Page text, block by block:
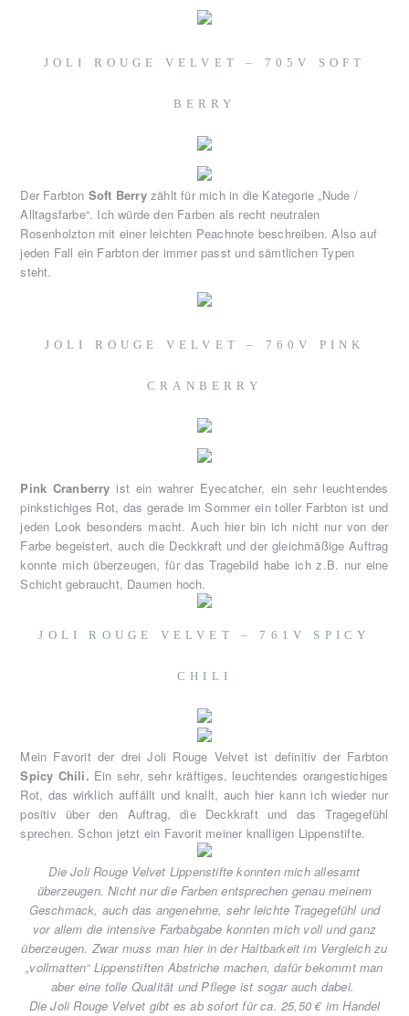
JOLI ROUGE VELVET – 705V SOFT
BERRY
Der Farbton Soft Berry zählt für mich in die Kategorie „Nude /
Alltagsfarbe“. Ich würde den Farben als recht neutralen
Rosenholzton mit einer leichten Peachnote beschreiben. Also auf
jeden Fall ein Farbton der immer passt und sämtlichen Typen
steht.
JOLI ROUGE VELVET – 760V PINK
CRANBERRY
Pink Cranberryist ein wahrer Eyecatcher, ein sehr leuchtendes
pinkstichiges Rot, das gerade im Sommer ein toller Farbton ist und
jeden Look besonders macht. Auch hier bin ich nicht nur von der
Farbe begeistert, auch die Deckkraft und der gleichmäßige Auftrag
konnte mich überzeugen, für das Tragebild habe ich z.B. nur eine
Schicht gebraucht, Daumen hoch.
JOLI ROUGE VELVET – 761V SPICY
CHILI
Mein Favorit der drei Joli Rouge Velvet ist definitiv der Farbton
Spicy Chili. Ein sehr, sehr kräftiges, leuchtendes orangestichiges
Rot, das wirklich auffällt und knallt, auch hier kann ich wieder nur
positiv über den Auftrag, die Deckkraft und das Tragegefühl
sprechen. Schon jetzt ein Favorit meiner knalligen Lippenstifte.
Die Joli Rouge Velvet Lippenstifte konnten mich allesamt
überzeugen. Nicht nur die Farben entsprechen genau meinem
Geschmack, auch das angenehme, sehr leichte Tragegefühl und
vor allem die intensive Farbabgabe konnten mich voll und ganz
überzeugen. Zwar muss man hier in der Haltbarkeit im Vergleich zu
„vollmatten“ Lippenstiften Abstriche machen, dafür bekommt man
aber eine tolle Qualität und Pflege ist sogar auch dabei.
Die Joli Rouge Velvet gibt es ab sofort für ca. 25,50 € im Handel